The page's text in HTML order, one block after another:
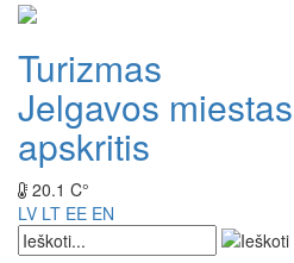
Turizmas
Jelgavos miestas
apskritis
20.1 C°
LV LT EE EN